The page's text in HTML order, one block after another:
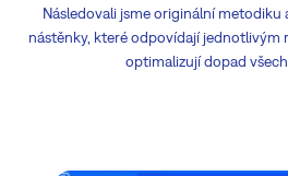
Následovali jsme originální
nástěnky, které odpovídají jednotlivým
optimalizují dopad